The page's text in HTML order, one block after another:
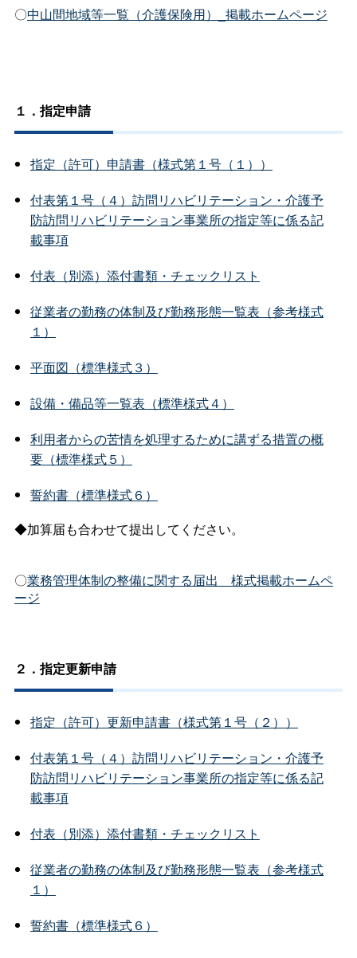
〇中山間地域等一覧（介護保険用）_掲載ホームページ
１．指定申請
指定（許可）申請書（様式第１号（１））
付表第１号（４）訪問リハビリテーション・介護予
防訪問リハビリテーション事業所の指定等に係る記
載事項
付表（別添）添付書類・チェックリスト
従業者の勤務の体制及び勤務形態一覧表（参考様式
１）
平面図（標準様式３）
設備・備品等一覧表（標準様式４）
利用者からの苦情を処理するために講ずる措置の概
要（標準様式５）
誓約書（標準様式６）
◆加算届も合わせて提出してください。
〇業務管理体制の整備に関する届出＿様式掲載ホームペ
ージ
２．指定更新申請
指定（許可）更新申請書（様式第１号（２））
付表第１号（４）訪問リハビリテーション・介護予
防訪問リハビリテーション事業所の指定等に係る記
載事項
付表（別添）添付書類・チェックリスト
従業者の勤務の体制及び勤務形態一覧表（参考様式
１）
誓約書（標準様式６）